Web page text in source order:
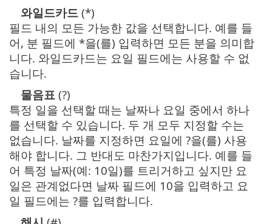
와일드카드 (*)
필드 내의 모든 가능한 값을 선택합니다. 예를 들
어, 분 필드에 *을(를) 입력하면 모든 분을 의미합
니다. 와일드카드는 요일 필드에는 사용할 수 없
습니다.
물음표 (?)
특정 일을 선택할 때는 날짜나 요일 중에서 하나
를 선택할 수 있습니다. 두 개 모두 지정할 수는
없습니다. 날짜를 지정하면 요일에 ?을(를) 사용
해야 합니다. 그 반대도 마찬가지입니다. 예를 들
어 특정 날짜(예: 10일)를 트리거하고 싶지만 요
일은 관계없다면 날짜 필드에 10을 입력하고 요
일 필드에는 ?를 입력합니다.